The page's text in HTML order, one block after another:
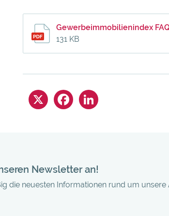
Gewerbeimmobilienindex
131 KB
Newsletter an!
die neuesten Informationen rund um unsere